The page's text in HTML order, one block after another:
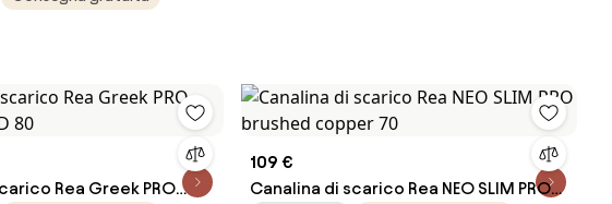
Rea Greek PRO
109 €
Canalina di scarico Rea NEO SLIM PRO